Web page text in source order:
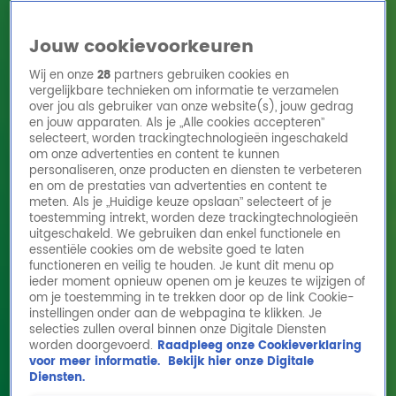
HomeActiesRadioshows DJ'sRadio 10 zendersHitlijsten
Radio luisteren
Volg Radio 10
Zoeken
HomeOnline Radio LuisterenActiesShowsAlle zenders
Neuspeuteren voor gevorderden
8 mrt 2022, 09:01
Neuspeuteren voor gevorderden
Jouw cookievoorkeuren
Wij en onze28 partners gebruiken cookies en
vergelijkbare technieken om informatie te verzamelen
over jou als gebruiker van onze website(s), jouw gedrag
en jouw apparaten. Als je „Alle cookies accepteren”
selecteert, worden trackingtechnologieën ingeschakeld
om onze advertenties en content te kunnen
personaliseren, onze producten en diensten te verbeteren
en om de prestaties van advertenties en content te
meten. Als je „Huidige keuze opslaan” selecteert of je
toestemming intrekt, worden deze trackingtechnologieën
uitgeschakeld. We gebruiken dan enkel functionele en
essentiële cookies om de website goed te laten
functioneren en veilig te houden. Je kunt dit menu op
ieder moment opnieuw openen om je keuzes te wijzigen of
om je toestemming in te trekken door op de link Cookie-
instellingen onder aan de webpagina te klikken. Je
selecties zullen overal binnen onze Digitale Diensten
worden doorgevoerd. Raadpleeg onze Cookieverklaring
voor meer informatie. Bekijk hier onze Digitale
Diensten.